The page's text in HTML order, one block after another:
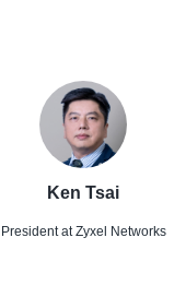
Ken Tsai
Presidentat Zyxel Networks